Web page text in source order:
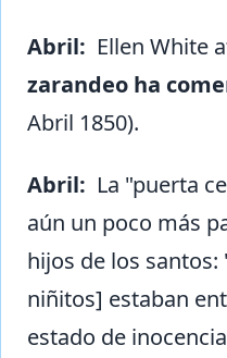
Abril: Ellen White
zarandeo ha
Abril 1850).
Abril: La "puerta
aún un poco más
hijos de los
niñitos] estaban
estado de